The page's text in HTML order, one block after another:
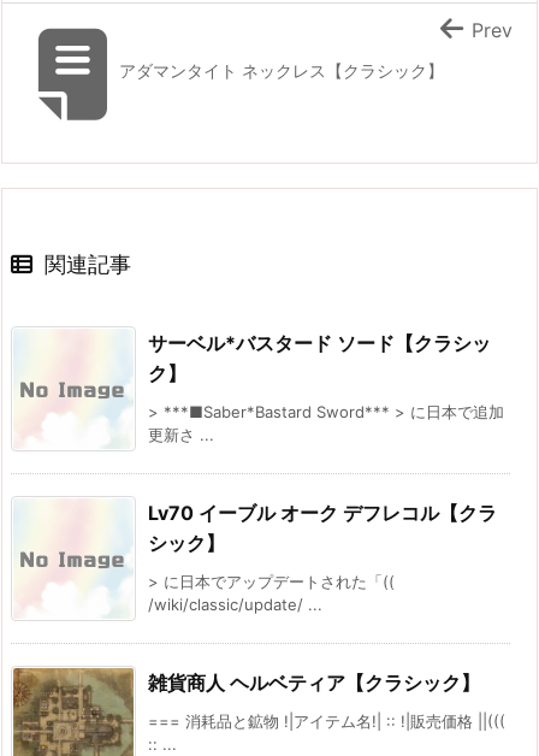
アダマンタイト ネックレス【クラシック】
Prev
関連記事
サーベル*バスタード ソード【クラシッ
ク】
> ***■Saber*Bastard Sword*** > に日本で追加
更新さ ...
Lv70 イーブル オーク デフレコル【クラ
シック】
> に日本でアップデートされた「((
/wiki/classic/update/ ...
雑貨商人 ヘルベティア【クラシック】
=== 消耗品と鉱物 !|アイテム名!| :: !|販売価格 ||(((
:: ...